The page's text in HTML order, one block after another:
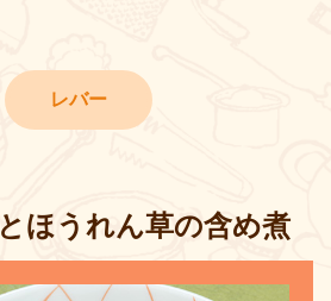
レバー
ほうれん草の含め煮